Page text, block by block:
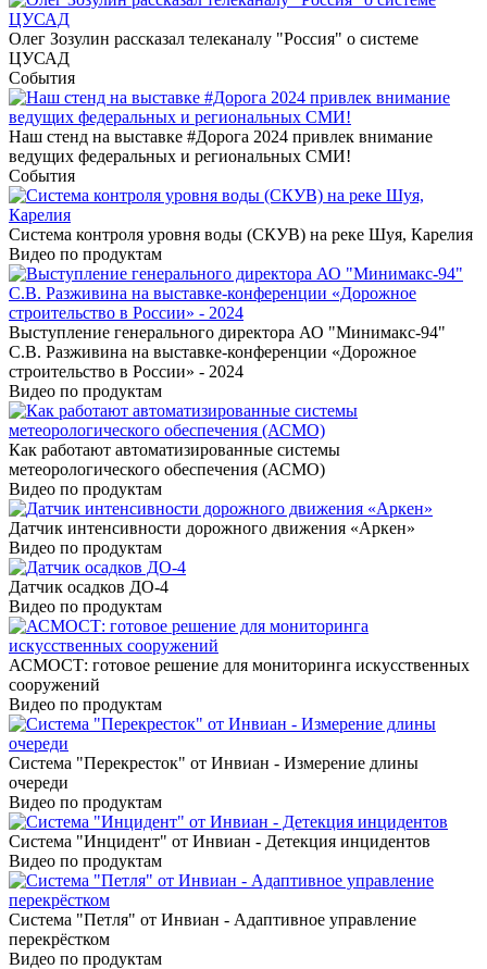
Олег Зозулин рассказал телеканалу "Россия" о системе
ЦУСАД
События
Наш стенд на выставке #Дорога 2024 привлек внимание
ведущих федеральных и региональных СМИ!
События
Система контроля уровня воды (СКУВ) на реке Шуя, Карелия
Видео по продуктам
Выступление генерального директора АО "Минимакс-94"
С.В. Разживина на выставке-конференции «Дорожное
строительство в России» - 2024
Видео по продуктам
Как работают автоматизированные системы
метеорологического обеспечения (АСМО)
Видео по продуктам
Датчик интенсивности дорожного движения «Аркен»
Видео по продуктам
Датчик осадков ДО-4
Видео по продуктам
АСМОСТ: готовое решение для мониторинга искусственных
сооружений
Видео по продуктам
Система "Перекресток" от Инвиан - Измерение длины
очереди
Видео по продуктам
Система "Инцидент" от Инвиан - Детекция инцидентов
Видео по продуктам
Система "Петля" от Инвиан - Адаптивное управление
перекрёстком
Видео по продуктам